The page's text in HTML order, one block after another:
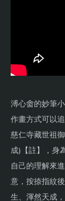
溥心畬的妙筆
作畫方式可以
慈仁寺藏世祖
成)【註】，身
自己的理解來
意，按捺指紋
生、渾然天成